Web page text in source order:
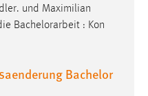
und Maximilian
Bachelorarbeit : Kon
Bachelor